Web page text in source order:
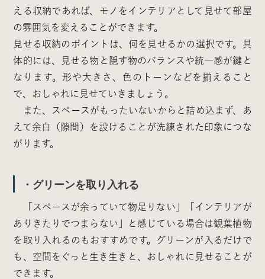
える収納であれば、モノをインテリアとして見せて部屋
の雰囲気を変えることができます。
見せる収納のポイントは、何を見せるかの選択です。具
体的には、見せる物と隠す物のバランスや統一感が鍵と
なります。形や大きさ、色のトーンなどを揃えること
で、おしゃれに見せていきましょう。
また、スペースがもったいないからと詰め込まず、あ
えて余白（隙間）を設けることが洗練された印象につな
がります。
・グリーンを取り入れる
「スペースが余っていて物足りない」「インテリアが
ありきたりでつまらない」と感じている場合は観葉植物
を取り入れるのもおすすめです。グリーンが入るだけで
も、空間をぐっと生き生きと、おしゃれに見せることが
できます。